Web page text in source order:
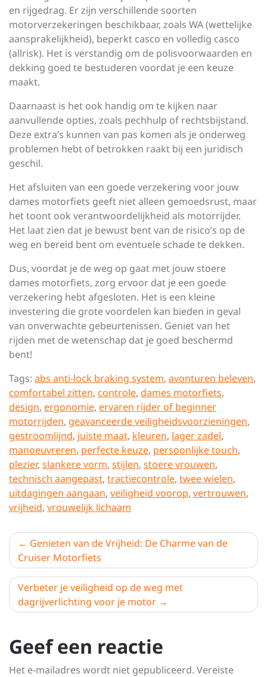
en rijgedrag. Er zijn verschillende soorten
motorverzekeringen beschikbaar, zoals WA (wettelijke
aansprakelijkheid), beperkt casco en volledig casco
(allrisk). Het is verstandig om de polisvoorwaarden en
dekking goed te bestuderen voordat je een keuze
maakt.
Daarnaast is het ook handig om te kijken naar
aanvullende opties, zoals pechhulp of rechtsbijstand.
Deze extra’s kunnen van pas komen als je onderweg
problemen hebt of betrokken raakt bij een juridisch
geschil.
Het afsluiten van een goede verzekering voor jouw
dames motorfiets geeft niet alleen gemoedsrust, maar
het toont ook verantwoordelijkheid als motorrijder.
Het laat zien dat je bewust bent van de risico’s op de
weg en bereid bent om eventuele schade te dekken.
Dus, voordat je de weg op gaat met jouw stoere
dames motorfiets, zorg ervoor dat je een goede
verzekering hebt afgesloten. Het is een kleine
investering die grote voordelen kan bieden in geval
van onverwachte gebeurtenissen. Geniet van het
rijden met de wetenschap dat je goed beschermd
bent!
Tags: abs anti-lock braking system, avonturen beleven,
comfortabel zitten, controle, dames motorfiets,
design, ergonomie, ervaren rijder of beginner
motorrijden, geavanceerde veiligheidsvoorzieningen,
gestroomlijnd, juiste maat, kleuren, lager zadel,
manoeuvreren, perfecte keuze, persoonlijke touch,
plezier, slankere vorm, stijlen, stoere vrouwen,
technisch aangepast, tractiecontrole, twee wielen,
uitdagingen aangaan, veiligheid voorop, vertrouwen,
vrijheid, vrouwelijk lichaam
Berichtnavigatie
Genieten van de Vrijheid: De Charme van de
Cruiser Motorfiets
Verbeter je veiligheid op de weg met
dagrijverlichting voor je motor
Geef een reactie
Het e-mailadres wordt niet gepubliceerd. Vereiste